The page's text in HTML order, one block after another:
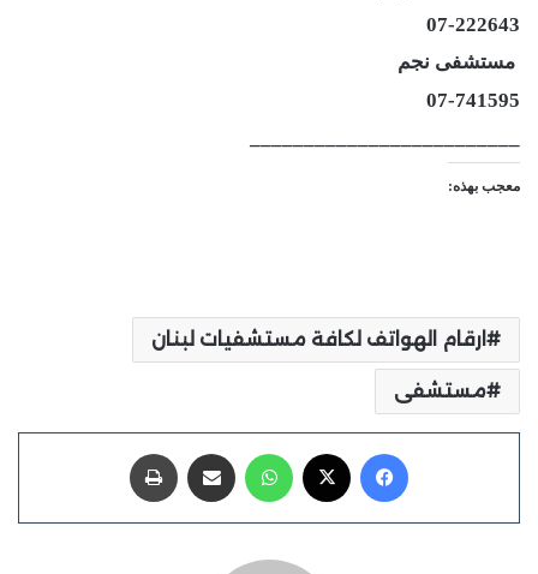
07-222643
مستشفى نجم
07-741595
معجب بهذه:
ارقام الهواتف لكافة مستشفيات لبنان
مستشفى
فيسبوك واتساب مشاركة عبر البريد